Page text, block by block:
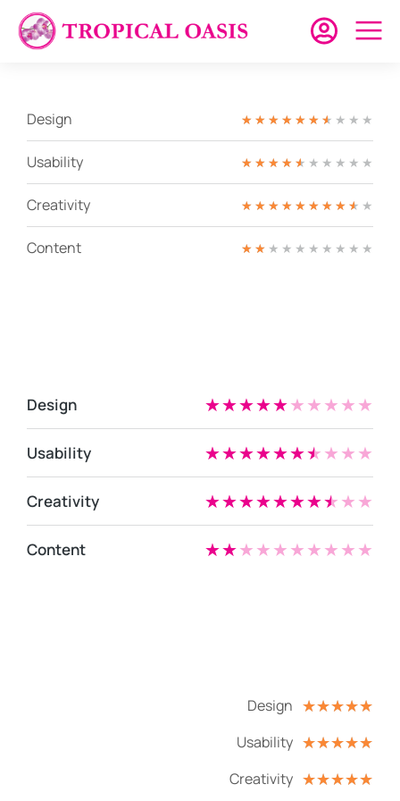
Design ★ ★ ★ ★ ★ ★ ★ ★ ★ ★
Usability ★ ★ ★ ★ ★ ★ ★ ★ ★ ★
Creativity ★ ★ ★ ★ ★ ★ ★ ★ ★ ★
Content ★ ★ ★ ★ ★ ★ ★ ★ ★ ★
Design ★★★★★★ ★ ★ ★ ★
Usability ★★★★★★★ ★ ★ ★
Creativity ★★★★★★★★ ★ ★
Content ★★★ ★ ★ ★ ★ ★ ★ ★
Design ☆☆☆☆☆
Usability ☆☆☆☆☆
Creativity ☆☆☆☆☆